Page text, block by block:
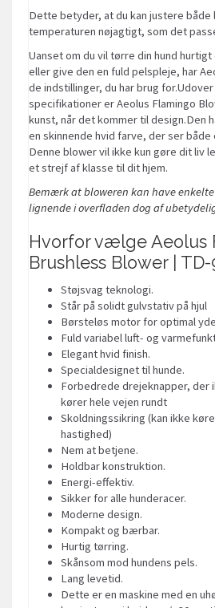
Dette betyder, at du kan justere både
temperaturen nøjagtigt, som det
Uanset om du vil tørre din hund
eller give den en fuld pelspleje, har
de indstillinger, du har brug
specifikationer er Aeolus Flamingo
kunst, når det kommer til design.Den
en skinnende hvid farve, der ser
Denne blower vil ikke kun gøre dit liv
et strejf af klasse til dit hjem.
Bemærk at bloweren kan have
lignende i overfladen dog af
Hvorfor vælge Aeolus
Brushless Blower |
Støjsvag teknologi.
Står på solidt gulvstativ på hjul
Børsteløs motor for optimal
Fuld variabel luft- og
Elegant hvid finish.
Specialdesignet til hunde.
Forbedrede drejeknapper, der
kører hele vejen rundt
Skoldningssikring (kan ikke
hastighed)
Nem at betjene.
Holdbar konstruktion.
Energi-effektiv.
Sikker for alle hunderacer.
Moderne design.
Kompakt og bærbar.
Hurtig tørring.
Skånsom mod hundens pels.
Lang levetid.
Dette er en maskine med en